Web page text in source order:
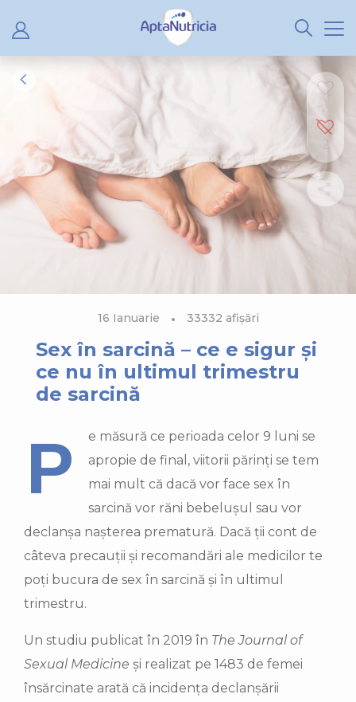
Sex în sarcină – ce e sigur și
ce nu în ultimul trimestru
de sarcină
16 Ianuarie 33332 afișări
Pe măsură ce perioada celor 9 luni se
apropie de final, viitorii părinți se tem
mai mult că dacă vor face sex în
sarcină vor răni bebelușul sau vor
declanșa nașterea prematură. Dacă ții cont de
câteva precauții și recomandări ale medicilor te
poți bucura de sex în sarcină și în ultimul
trimestru.
Un studiu publicat în 2019 în The Journal of
Sexual Medicine și realizat pe 1483 de femei
însărcinate arată că incidența declanșării